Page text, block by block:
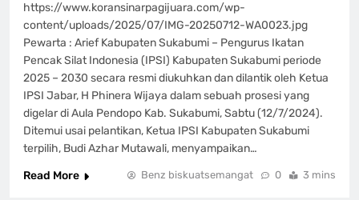
https://www.koransinarpagijuara.com/wp-
content/uploads/2025/07/IMG-20250712-WA0023.jpg
Pewarta : Arief Kabupaten Sukabumi – Pengurus Ikatan
Pencak Silat Indonesia (IPSI) Kabupaten Sukabumi periode
2025 – 2030 secara resmi diukuhkan dan dilantik oleh Ketua
IPSI Jabar, H Phinera Wijaya dalam sebuah prosesi yang
digelar di Aula Pendopo Kab. Sukabumi, Sabtu (12/7/2024).
Ditemui usai pelantikan, Ketua IPSI Kabupaten Sukabumi
terpilih, Budi Azhar Mutawali, menyampaikan…
Read More
Benz biskuatsemangat 0 3 mins